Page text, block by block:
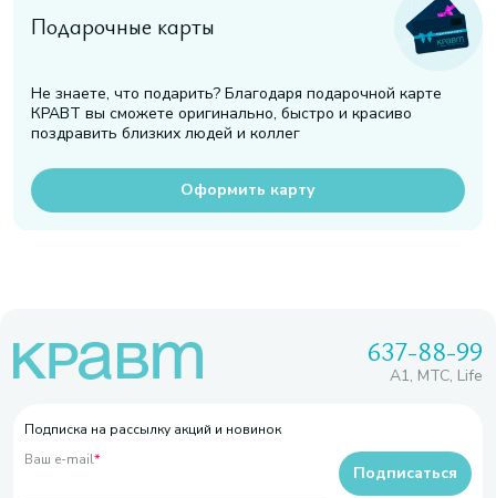
Подарочные карты
Не знаете, что подарить? Благодаря подарочной карте
КРАВТ вы сможете оригинально, быстро и красиво
поздравить близких людей и коллег
Оформить карту
637-88-99
A1, МТС, Life
Подписка на рассылку акций и новинок
Ваш e-mail*
Подписаться